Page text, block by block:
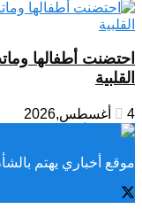
احتضنت أطفالها
القلبية
4 أغسطس,2026
موقع أخباري يهتم